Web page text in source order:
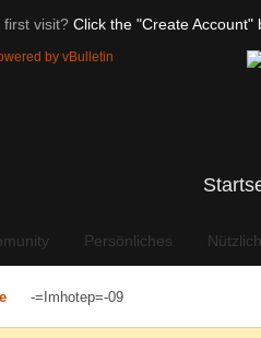
first visit? Click the "Create Account"
Persönliches
-=Imhotep=-09